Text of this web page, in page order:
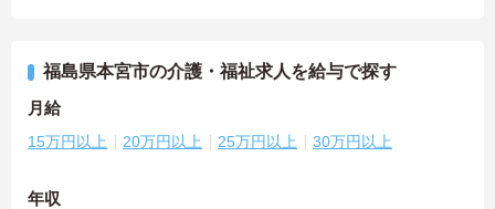
福島県本宮市の介護・福祉求人を給与で探す
月給
15万円以上 20万円以上 25万円以上 30万円以上
年収